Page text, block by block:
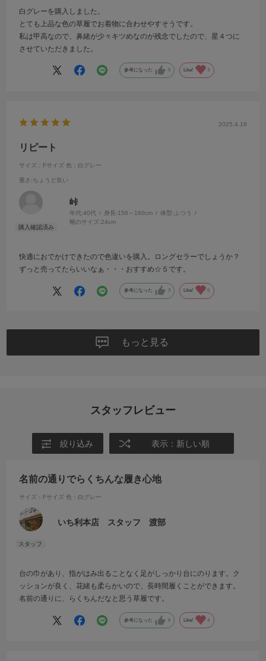
白グレーを購入しました。
とても上品な色の草履でお着物に合わせやすそうです。
私は甲高なので、鼻緒が少々キツめなのが残念でしたので、星４つに
させていただきました。
参考になった 5 Like! 3
2025.4.16
リピート
サイズ：Fサイズ 色：白グレー
重さ :ちょうど良い
峠
年代:40代 身長:156～160cm 体型: ふつう
靴のサイズ:24cm
快適におでかけできたので色違いを購入。ロングセラーでしょうか？
ずっと売ってたらいいなぁ・・・おすすめ☆５です。
参考になった 3 Like! 6
もっと見る
スタッフレビュー
絞り込み 表示：新しい順
名前の通りでらくちんな履き心地
サイズ：Fサイズ 色：白グレー
いち利本店 スタッフ 渡部
台の巾があり、指がはみ出ることなく足がしっかり台にのります。ク
ッションが良く、花緒も柔らかいので、長時間履くことができます。
名前の通りに、らくちんだなと思う草履です。
参考になった 6 Like! 4